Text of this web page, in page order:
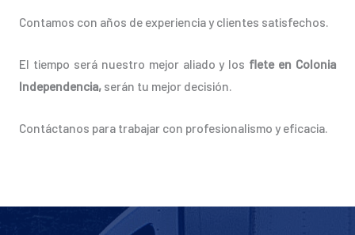
Contamos con años de experiencia y clientes satisfechos.
El tiempo será nuestro mejor aliado y los flete en Colonia
Independencia, serán tu mejor decisión.
Contáctanos para trabajar con profesionalismo y eficacia.